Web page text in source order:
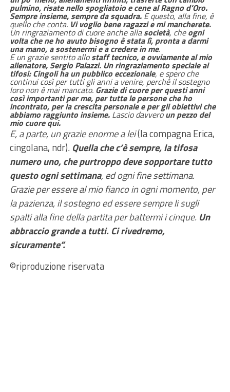
pulmino, risate nello spogliatoio e cene al Ragno d’Oro.
Sempre insieme, sempre da squadra.E questo, alla fine, è
quello che conta. Vi voglio bene ragazzi e mi mancherete.
Un ringraziamento di cuore anche allasocietà, cheogni
volta che ne ho avuto bisogno è stata lì, pronta a darmi
una mano, a sostenermi e a credere in me.
E un grazie sentito allostaff tecnico, e ovviamente al mio
allenatore, Sergio Palazzi. Un ringraziamento speciale ai
tifosi: Cingoli ha un pubblico eccezionale, e spero che
continui così per tutti gli anni a venire, perché il sostegno
loro non è mai mancato. Grazie di cuore per questi anni
così importanti per me, per tutte le persone che ho
incontrato, per la crescita personale e per gli obiettivi che
abbiamo raggiunto insieme.Lascio davveroun pezzo del
mio cuore qui.
E, a parte, un grazie enorme a lei(la compagna Erica,
cingolana, ndr). Quella che c’è sempre, la tifosa
numero uno, che purtroppo deve sopportare tutto
questo ogni settimana, ed ogni fine settimana.
Grazie per essere al mio fianco in ogni momento, per
la pazienza, il sostegno ed essere sempre li sugli
spalti alla fine della partita per battermi i cinque. Un
abbraccio grande a tutti. Ci rivedremo,
sicuramente”.
©riproduzione riservata